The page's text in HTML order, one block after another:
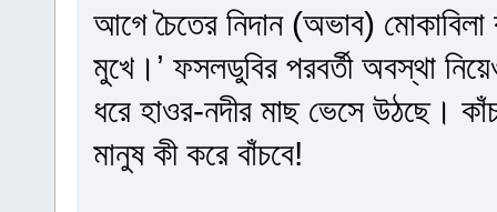
আগে চৈতের নিদান (অভাব)
মুখে।’ ফসলডুবির পরবর্তী অবস্থা
ধরে হাওর-নদীর মাছ ভেসে উঠছে।
মানুষ কী করে বাঁচবে!